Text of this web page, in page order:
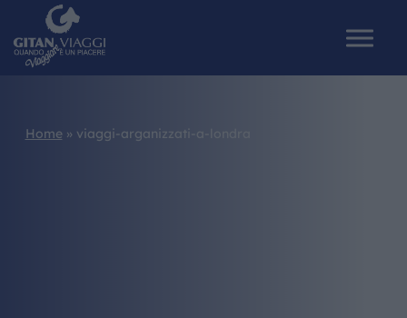
Home » viaggi-arganizzati-a-londra